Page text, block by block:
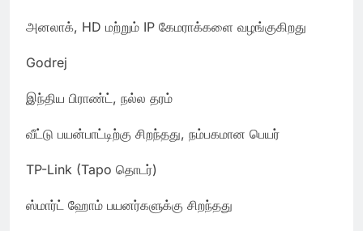
அனலாக், HD மற்றும் IP கேமராக்களை வழங்குகிறது
Godrej
இந்திய பிராண்ட், நல்ல தரம்
வீட்டு பயன்பாட்டிற்கு சிறந்தது, நம்பகமான பெயர்
TP-Link (Tapo தொடர்)
ஸ்மார்ட் ஹோம் பயனர்களுக்கு சிறந்தது